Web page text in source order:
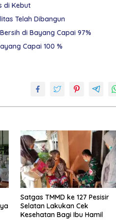
di Kebut
Telah Dibangun
di Bayang Capai 97%
Capai 100 %
Satgas TMMD ke 127 Pesisir
Selatan Lakukan Cek
Kesehatan Bagi Ibu Hamil